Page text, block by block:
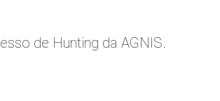
de Hunting da AGNIS.